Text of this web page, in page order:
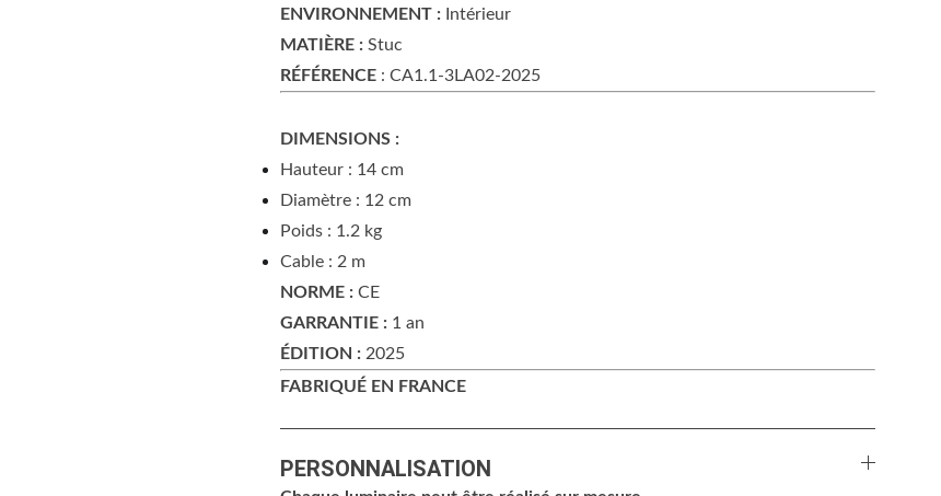
ENVIRONNEMENT : Intérieur
MATIÈRE : Stuc
RÉFÉRENCE : CA1.1-3LA02-2025
DIMENSIONS :
Hauteur : 14 cm
Diamètre : 12 cm
Poids : 1.2 kg
Cable : 2 m
NORME : CE
GARRANTIE : 1 an
ÉDITION : 2025
FABRIQUÉ EN FRANCE
PERSONNALISATION